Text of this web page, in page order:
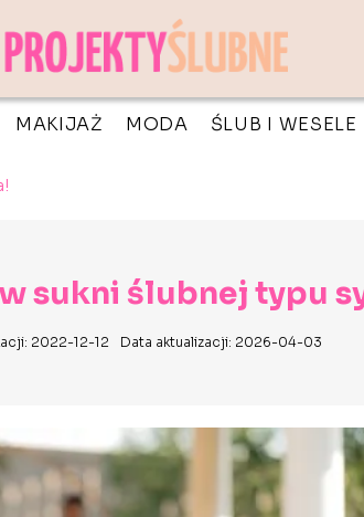
MAKIJAŻ MODA ŚLUB I WESELE
w sukni ślubnej typu
2022-12-12 Data aktualizacji: 2026-04-03